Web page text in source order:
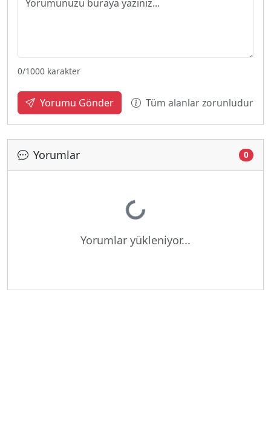
0/1000 karakter
Yorumu Gönder Tüm alanlar zorunludur
Yorumlar 0
Yükleniyor...
Yorumlar yükleniyor...